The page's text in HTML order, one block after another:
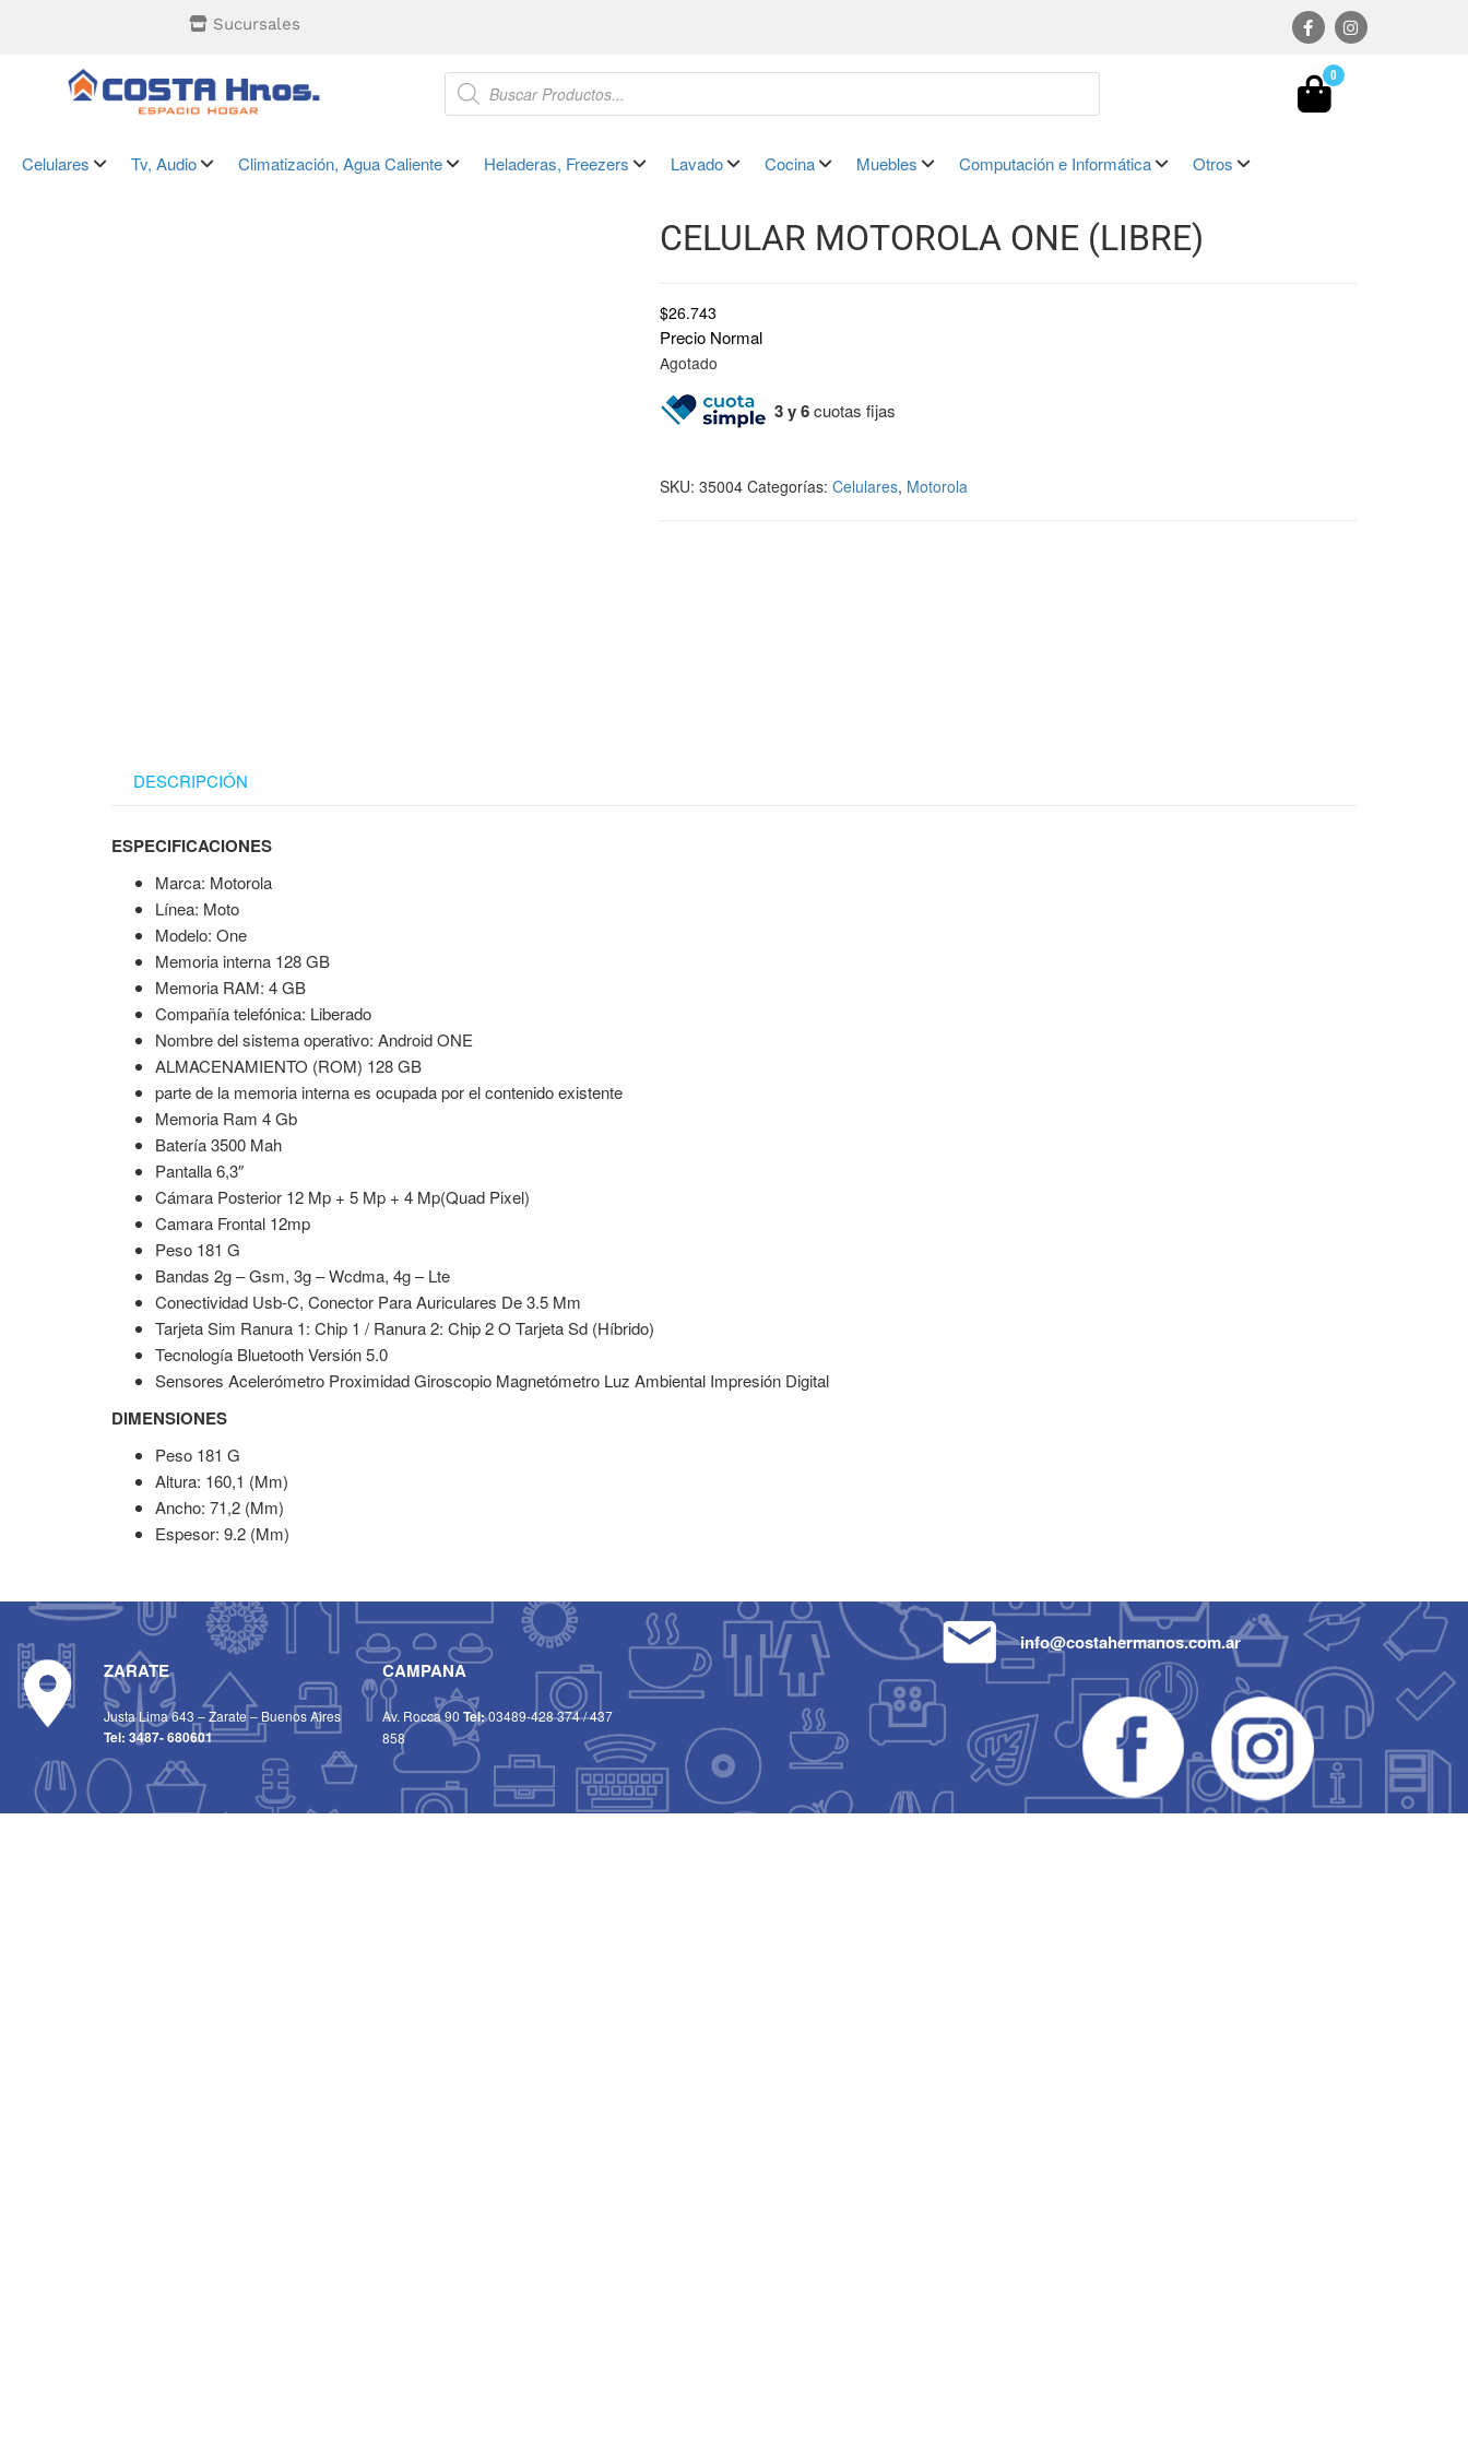
Sucursales
0
Celulares Tv, Audio Climatización, Agua Caliente Heladeras, Freezers Lavado Cocina Muebles Computación e Informática Otros
CELULAR MOTOROLA ONE (LIBRE)
$26.743
Precio Normal
Agotado
3 y 6cuotas fijas
SKU: 35004 Categorías: Celulares, Motorola
DESCRIPCIÓN
ESPECIFICACIONES
Marca: Motorola
Línea: Moto
Modelo: One
Memoria interna 128 GB
Memoria RAM: 4 GB
Compañía telefónica: Liberado
Nombre del sistema operativo: Android ONE
ALMACENAMIENTO (ROM) 128 GB
parte de la memoria interna es ocupada por el contenido existente
Memoria Ram 4 Gb
Batería 3500 Mah
Pantalla 6,3″
Cámara Posterior 12 Mp + 5 Mp + 4 Mp(Quad Pixel)
Camara Frontal 12mp
Peso 181 G
Bandas 2g – Gsm, 3g – Wcdma, 4g – Lte
Conectividad Usb-C, Conector Para Auriculares De 3.5 Mm
Tarjeta Sim Ranura 1: Chip 1 / Ranura 2: Chip 2 O Tarjeta Sd (Híbrido)
Tecnología Bluetooth Versión 5.0
Sensores Acelerómetro Proximidad Giroscopio Magnetómetro Luz Ambiental Impresión Digital
DIMENSIONES
Peso 181 G
Altura: 160,1 (Mm)
Ancho: 71,2 (Mm)
Espesor: 9.2 (Mm)
ZARATE
Justa Lima 643 – Zarate – Buenos Aires
Tel: 3487- 680601
CAMPANA
Av. Rocca 90Tel:03489-428 374/437
858
info@costahermanos.com.ar